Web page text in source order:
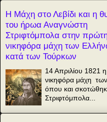
Η Μάχη στο Λεβίδι και η
του ήρωα Αναγνώστη
Στριφτόμπολα στην
νικηφόρα μάχη των
κατά των Τούρκων
14 Απριλίου 1821
νικηφόρα μάχη
όπου και
Στριφτόμπολα...